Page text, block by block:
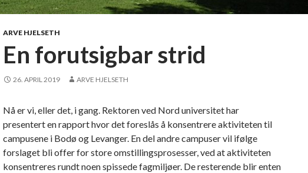
ARVE HJELSETH
En forutsigbar strid
26. APRIL 2019 ARVE HJELSETH
Nå er vi, eller det, i gang. Rektoren ved Nord universitet har
presentert en rapport hvor det foreslås å konsentrere aktiviteten til
campusene i Bodø og Levanger. En del andre campuser vil ifølge
forslaget bli offer for store omstillingsprosesser, ved at aktiviteten
konsentreres rundt noen spissede fagmiljøer. De resterende blir enten